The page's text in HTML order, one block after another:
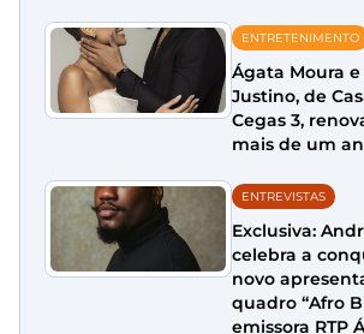
ENTRETENIMENTO
Ágata Moura e
Justino, de
Cegas 3,
mais de um
ENTREVISTAS
Exclusiva:
celebra a
novo
quadro “Afro
emissora RTP